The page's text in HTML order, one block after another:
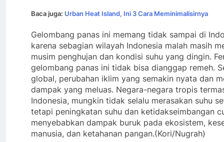
Baca juga: Urban Heat Island, Ini 3 Cara Meminimalisirnya
Gelombang panas ini memang tidak sampai di
karena sebagian wilayah Indonesia malah masih
musim penghujan dan kondisi suhu yang dingin.
gelombang panas ini tidak bisa dianggap remeh.
global, perubahan iklim yang semakin nyata dan
dampak yang meluas. Negara-negara tropis
Indonesia, mungkin tidak selalu merasakan suhu
tetapi peningkatan suhu dan ketidakseimbangan
menyebabkan dampak buruk pada ekosistem,
manusia, dan ketahanan pangan.(Kori/Nugrah)